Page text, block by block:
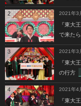
2021年3
『東大
で来たら
2
2021年3
『東大
の行方
3
2021年4
『東大
4